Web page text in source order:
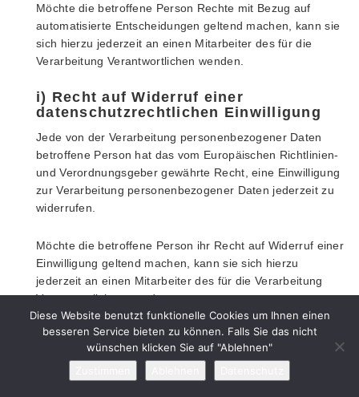
Möchte die betroffene Person Rechte mit Bezug auf
automatisierte Entscheidungen geltend machen, kann sie
sich hierzu jederzeit an einen Mitarbeiter des für die
Verarbeitung Verantwortlichen wenden.
i) Recht auf Widerruf einer
datenschutzrechtlichen Einwilligung
Jede von der Verarbeitung personenbezogener Daten
betroffene Person hat das vom Europäischen Richtlinien-
und Verordnungsgeber gewährte Recht, eine Einwilligung
zur Verarbeitung personenbezogener Daten jederzeit zu
widerrufen.
Möchte die betroffene Person ihr Recht auf Widerruf einer
Einwilligung geltend machen, kann sie sich hierzu
jederzeit an einen Mitarbeiter des für die Verarbeitung
Verantwortlichen wenden.
8. Datenschutzbestimmungen zu Einsatz
und Verwendung von Facebook
Diese Website benutzt funktionelle Cookies um Ihnen einen
besseren Service bieten zu können. Falls Sie das nicht
wünschen klicken Sie auf "Ablehnen"